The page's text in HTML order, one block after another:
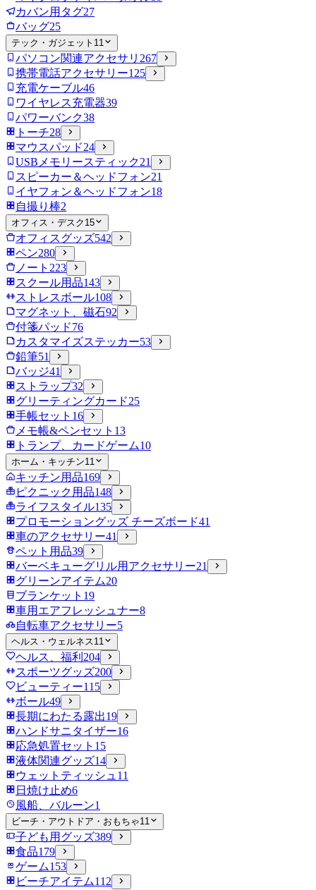
カバン用タグ27
バッグ25
テック・ガジェット 11
パソコン関連アクセサリ 267
携帯電話アクセサリー125
充電ケーブル46
ワイヤレス充電器39
パワーバンク38
トーチ28
マウスパッド24
USBメモリースティック21
スピーカー＆ヘッドフォン21
イヤフォン＆ヘッドフォン18
自撮り棒2
オフィス・デスク 15
オフィスグッズ542
ペン280
ノート 223
スクール用品143
ストレスボール108
マグネット、磁石92
付箋パッド76
カスタマイズステッカー53
鉛筆51
バッジ41
ストラップ32
グリーティングカード25
手帳セット 16
メモ帳&ペンセット 13
トランプ、カードゲーム10
ホーム・キッチン11
キッチン用品169
ピクニック用品148
ライフスタイル135
プロモーショングッズ チーズボード41
車のアクセサリー41
ペット用品39
バーベキューグリル用アクセサリー21
グリーンアイテム20
ブランケット 19
車用エアフレッシュナー8
自転車アクセサリー5
ヘルス・ウェルネス11
ヘルス、福利 204
スポーツグッズ200
ビューティー115
ボール49
長期にわたる露出19
ハンドサニタイザー16
応急処置セット 15
液体関連グッズ14
ウェットティッシュ 11
日焼け止め6
風船、バルーン1
ビーチ・アウトドア・おもちゃ11
子ども用グッズ389
食品179
ゲーム153
ビーチアイテム112